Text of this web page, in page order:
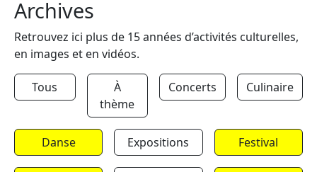
Archives
Retrouvez ici plus de 15 années d’activités culturelles,
en images et en vidéos.
Tous
À
thème
Concerts Culinaire
Danse Expositions Festival